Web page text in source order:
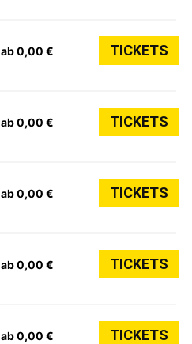
ab 0,00 € TICKETS
ab 0,00 € TICKETS
ab 0,00 € TICKETS
ab 0,00 € TICKETS
ab 0,00 € TICKETS